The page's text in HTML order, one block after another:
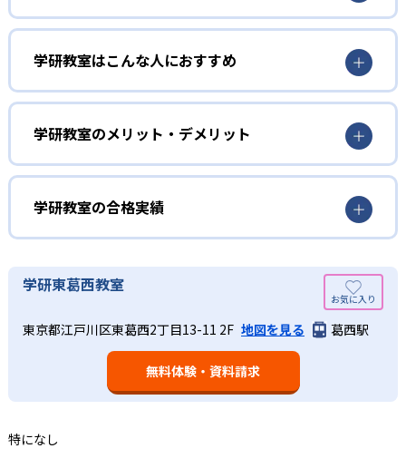
01
3歳から高校生まで「無学年方式」で個別指導
学研教室は、0･1･2歳から高校生までを対象として個別指導
解度を最優先して学習を進める「無学年方式」を採用して
いることが特徴だ。この「無学年方式」では、生徒が個々
のペースで学習することができるため、一度立ち止まって
わからないところをしっかり学習したり、余裕がある場合
はどんどん先取り学習を進めたりすることも可能である。
02
生徒それぞれに最適化された学習計画を設計
学研教室の個別指導では、生徒一人ひとりの学力／適性を
しっかり把握した上で学習の出発点を定め、生徒に最適化
された学習計画を設計する。また、生徒それぞれに最適な
教材を提供すると共に、適切なアドバイスも実施。少しず
つレベルアップするスモールステップの教材となっている
る。「自分から進んで学習する」姿勢や態度の育成も重視
している。
学研教室はこんな人におすすめ
勉強全体の底力を上げたい人向け
学研教室は、生徒の「わかった！」を重視する形で個別指
導を行っている。無理なく学習を進められるよう「無学年
方式」を採用しており、わからない問題がある場合は立ち
止まってじっくりと学習することができる。また、覚えた
知識の量などで測りやすい「見える力」だけでなく、学習
に向いている。
算数（数学）と国語の基礎力を上げたい人向け
学研教室では、算数（数学）と国語を全ての教科の基礎に
なるものと考え、その指導を重視している。算数（数学）
では筋道を立てて考える力の育成を、国語では全ての学力
の土台となる「読む力」「書く力」の育成に力を入れてい
家庭学習で学習させている。そのため、算数（数学）と国
学研教室のメリット・デメリット
学研教室の合格実績
学研教室の合格実績は、公式サイトでは公開されていな
学研東葛西教室
東京都江戸川区東葛西2丁目13-11 2F 地図を見る 葛西駅
無料体験・資料請求
特になし